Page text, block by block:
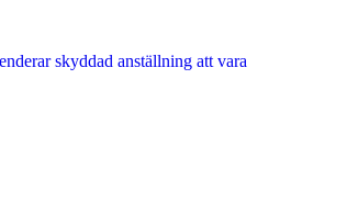
skyddad anställning att vara